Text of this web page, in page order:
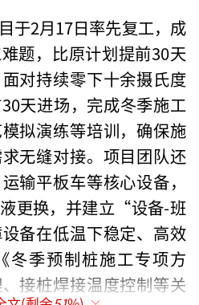
于2月17日率先复工，成
题，比原计划提前30天
对持续零下十余摄氏度
天进场，完成冬季施工
拟演练等培训，确保施
无缝对接。项目团队还
输平板车等核心设备，
更换，并建立“设备-班
备在低温下稳定、高效
冬季预制桩施工专项方
接桩焊接温度控制等关